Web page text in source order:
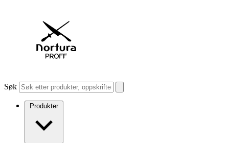
Søk
Produkter